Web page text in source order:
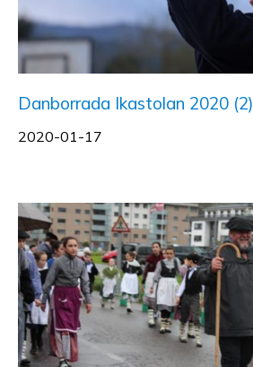
Danborrada Ikastolan 2020 (2)
2020-01-17